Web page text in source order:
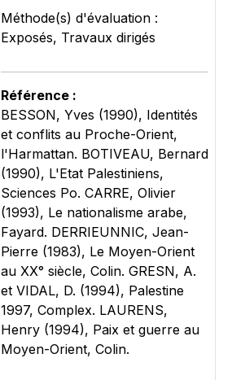
Méthode(s) d'évaluation :
Exposés, Travaux dirigés
Référence :
BESSON, Yves (1990), Identités
et conflits au Proche-Orient,
l'Harmattan. BOTIVEAU, Bernard
(1990), L'Etat Palestiniens,
Sciences Po. CARRE, Olivier
(1993), Le nationalisme arabe,
Fayard. DERRIEUNNIC, Jean-
Pierre (1983), Le Moyen-Orient
au XX° siècle, Colin. GRESN, A.
et VIDAL, D. (1994), Palestine
1997, Complex. LAURENS,
Henry (1994), Paix et guerre au
Moyen-Orient, Colin.